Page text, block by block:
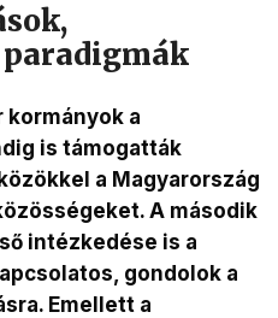
kormányok a
is támogatták
a Magyarország
A második
intézkedése is a
gondolok a
Emellett a